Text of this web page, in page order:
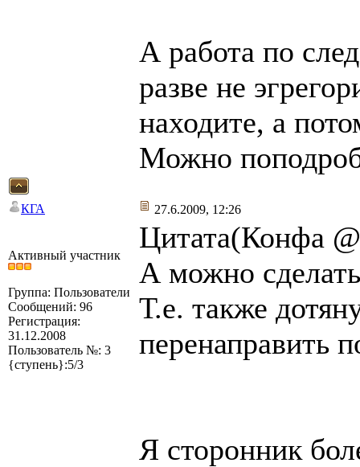
А работа по
разве не
находите, а
Можно
КГА 27.6.2009, 12:26
Активный участник
Группа: Пользователи
Сообщений: 96
Регистрация:
31.12.2008
Пользователь №: 3
{ступень}:5/3
Цитата(Конфа
А можно
Т.е. также
перенаправить
Я сторонник